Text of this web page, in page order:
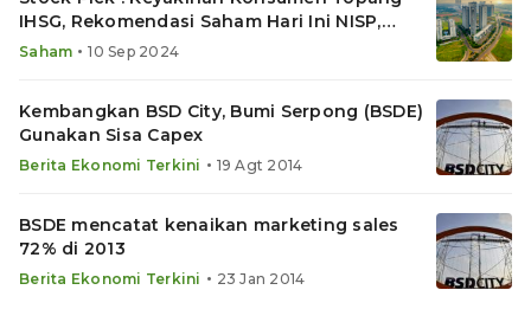
IHSG, Rekomendasi Saham Hari Ini NISP,
MAPA dan BSDE
Saham • 10 Sep 2024
Kembangkan BSD City, Bumi Serpong (BSDE)
Gunakan Sisa Capex
Berita Ekonomi Terkini • 19 Agt 2014
BSDE mencatat kenaikan marketing sales
72% di 2013
Berita Ekonomi Terkini • 23 Jan 2014